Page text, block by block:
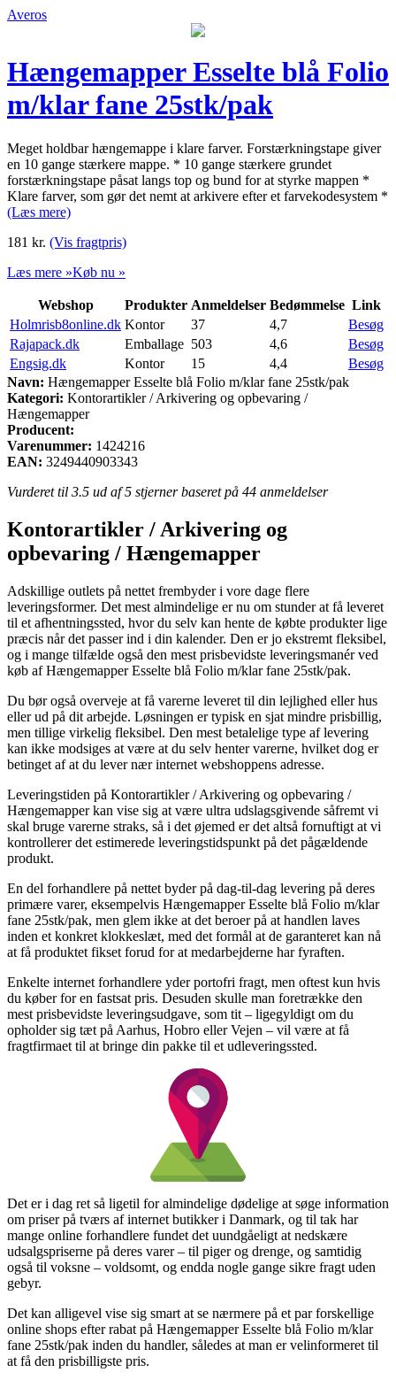
Averos
Hængemapper Esselte blå Folio
m/klar fane 25stk/pak
Meget holdbar hængemappe i klare farver. Forstærkningstape giver
en 10 gange stærkere mappe. * 10 gange stærkere grundet
forstærkningstape påsat langs top og bund for at styrke mappen *
Klare farver, som gør det nemt at arkivere efter et farvekodesystem *
(Læs mere)
181 kr. (Vis fragtpris)
Læs mere »Køb nu »
Webshop Produkter Anmeldelser Bedømmelse Link
Holmrisb8online.dk Kontor 37 4,7
Besøg
Rajapack.dk
Emballage 503 4,6
Besøg
Engsig.dk
Kontor 15 4,4
Besøg
Navn: Hængemapper Esselte blå Folio m/klar fane 25stk/pak
Kategori: Kontorartikler / Arkivering og opbevaring /
Hængemapper
Producent:
Varenummer: 1424216
EAN: 3249440903343
Vurderet til 3.5 ud af 5 stjerner baseret på 44 anmeldelser
Kontorartikler / Arkivering og
opbevaring / Hængemapper
Adskillige outlets på nettet frembyder i vore dage flere
leveringsformer. Det mest almindelige er nu om stunder at få leveret
til et afhentningssted, hvor du selv kan hente de købte produkter lige
præcis når det passer ind i din kalender. Den er jo ekstremt fleksibel,
og i mange tilfælde også den mest prisbevidste leveringsmanér ved
køb af Hængemapper Esselte blå Folio m/klar fane 25stk/pak.
Du bør også overveje at få varerne leveret til din lejlighed eller hus
eller ud på dit arbejde. Løsningen er typisk en sjat mindre prisbillig,
men tillige virkelig fleksibel. Den mest betalelige type af levering
kan ikke modsiges at være at du selv henter varerne, hvilket dog er
betinget af at du lever nær internet webshoppens adresse.
Leveringstiden på Kontorartikler / Arkivering og opbevaring /
Hængemapper kan vise sig at være ultra udslagsgivende såfremt vi
skal bruge varerne straks, så i det øjemed er det altså fornuftigt at vi
kontrollerer det estimerede leveringstidspunkt på det pågældende
produkt.
En del forhandlere på nettet byder på dag-til-dag levering på deres
primære varer, eksempelvis Hængemapper Esselte blå Folio m/klar
fane 25stk/pak, men glem ikke at det beroer på at handlen laves
inden et konkret klokkeslæt, med det formål at de garanteret kan nå
at få produktet fikset forud for at medarbejderne har fyraften.
Enkelte internet forhandlere yder portofri fragt, men oftest kun hvis
du køber for en fastsat pris. Desuden skulle man foretrække den
mest prisbevidste leveringsudgave, som tit – ligegyldigt om du
opholder sig tæt på Aarhus, Hobro eller Vejen – vil være at få
fragtfirmaet til at bringe din pakke til et udleveringssted.
Det er i dag ret så ligetil for almindelige dødelige at søge information
om priser på tværs af internet butikker i Danmark, og til tak har
mange online forhandlere fundet det uundgåeligt at nedskære
udsalgspriserne på deres varer – til piger og drenge, og samtidig
også til voksne – voldsomt, og endda nogle gange sikre fragt uden
gebyr.
Det kan alligevel vise sig smart at se nærmere på et par forskellige
online shops efter rabat på Hængemapper Esselte blå Folio m/klar
fane 25stk/pak inden du handler, således at man er velinformeret til
at få den prisbilligste pris.